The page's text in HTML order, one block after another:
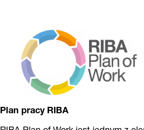
Plan pracy RIBA